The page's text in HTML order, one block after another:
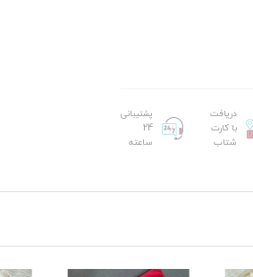
دریافت
با کارت
شتاب
پشتیبانی
24
ساعته